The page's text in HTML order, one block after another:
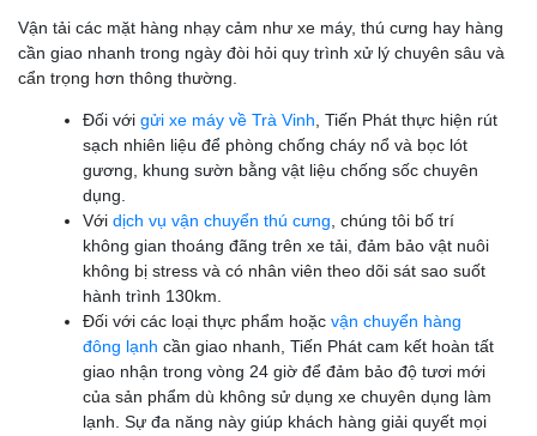
Vận tải các mặt hàng nhạy cảm như xe máy, thú cưng hay hàng
cần giao nhanh trong ngày đòi hỏi quy trình xử lý chuyên sâu và
cẩn trọng hơn thông thường.
Đối với gửi xe máy về Trà Vinh, Tiến Phát thực hiện rút
sạch nhiên liệu để phòng chống cháy nổ và bọc lót
gương, khung sườn bằng vật liệu chống sốc chuyên
dụng.
Với dịch vụ vận chuyển thú cưng, chúng tôi bố trí
không gian thoáng đãng trên xe tải, đảm bảo vật nuôi
không bị stress và có nhân viên theo dõi sát sao suốt
hành trình 130km.
Đối với các loại thực phẩm hoặc vận chuyển hàng
đông lạnh cần giao nhanh, Tiến Phát cam kết hoàn tất
giao nhận trong vòng 24 giờ để đảm bảo độ tươi mới
của sản phẩm dù không sử dụng xe chuyên dụng làm
lạnh. Sự đa năng này giúp khách hàng giải quyết mọi